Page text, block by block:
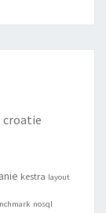
croatie
kestra layout
nosql